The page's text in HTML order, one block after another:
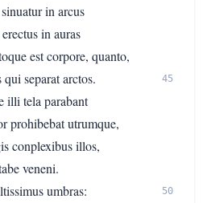
in arcus
in auras
est corpore, quanto,
separat arctos.
45
illi tela parabant
prohibebat utrumque,
conplexibus illos,
veneni.
umbras:
50